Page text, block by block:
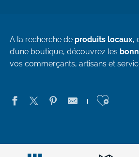
A la recherche de produits locaux,
d’une boutique, découvrez les
vos commerçants, artisans et